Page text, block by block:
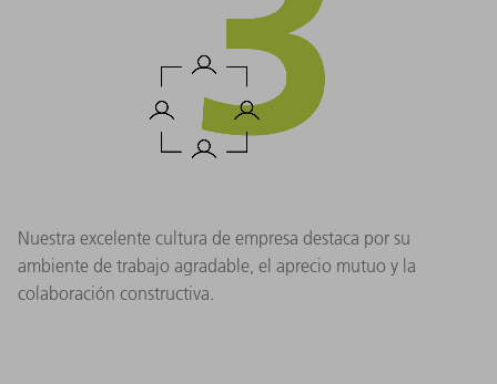
Nuestra excelente cultura de empresa destaca por su
ambiente de trabajo agradable, el aprecio mutuo y la
colaboración constructiva.